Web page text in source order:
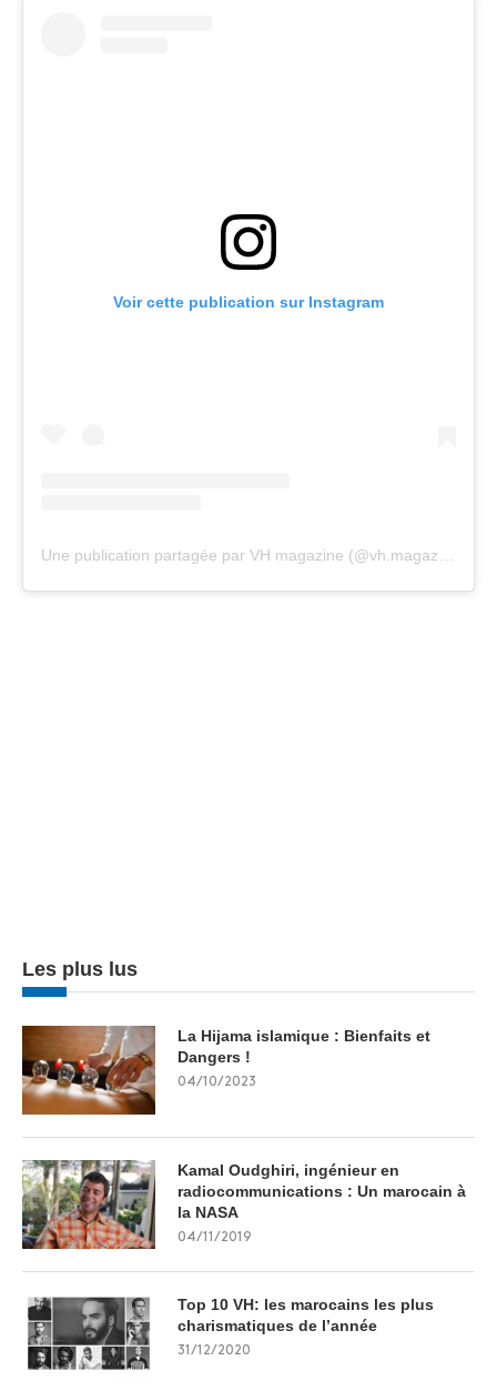
Voir cette publication sur Instagram
Une publication partagée par VH magazine (@vh.magazine)
Les plus lus
La Hijama islamique : Bienfaits et
Dangers !
04/10/2023
Kamal Oudghiri, ingénieur en
radiocommunications : Un marocain à
la NASA
04/11/2019
Top 10 VH: les marocains les plus
charismatiques de l’année
31/12/2020